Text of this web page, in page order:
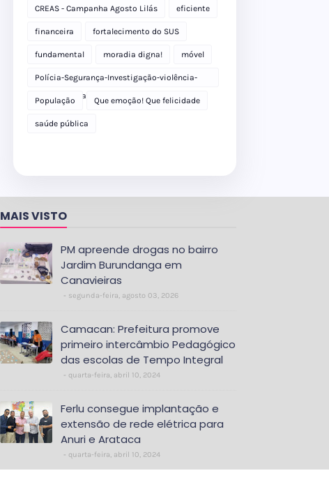
CREAS - Campanha Agosto Lilás eficiente
financeira fortalecimento do SUS
fundamental moradia digna! móvel
Polícia-Segurança-Investigação-violência-
Polícia Militar-delegacia
População Que emoção! Que felicidade
saúde pública
MAIS VISTO
PM apreende drogas no bairro
Jardim Burundanga em
Canavieiras
segunda-feira, agosto 03, 2026
Camacan: Prefeitura promove
primeiro intercâmbio Pedagógico
das escolas de Tempo Integral
quarta-feira, abril 10, 2024
Ferlu consegue implantação e
extensão de rede elétrica para
Anuri e Arataca
quarta-feira, abril 10, 2024